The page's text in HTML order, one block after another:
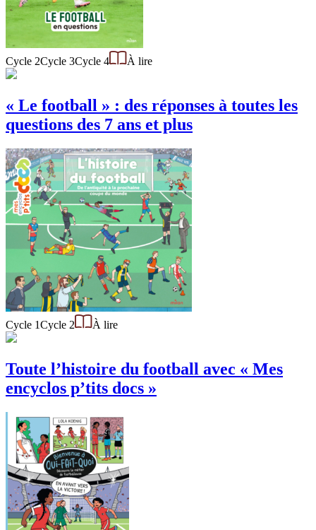
Cycle 2Cycle 3Cycle 4 À lire
« Le football » : des réponses à toutes les
questions des 7 ans et plus
Cycle 1Cycle 2 À lire
Toute l’histoire du football avec « Mes
encyclos p’tits docs »